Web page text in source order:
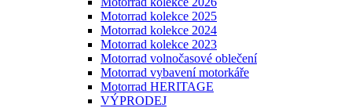
Motorrad kolekce 2025
Motorrad kolekce 2024
Motorrad kolekce 2023
Motorrad volnočasové oblečení
Motorrad vybavení motorkáře
Motorrad HERITAGE
VÝPRODEJ